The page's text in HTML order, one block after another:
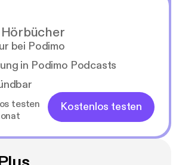
bei Podimo
in Podimo Podcasts
testen
Kostenlos testen